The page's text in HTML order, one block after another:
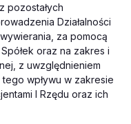
pozostałych
Działalności
za pomocą
oraz na zakres i
z uwzględnieniem
wpływu w zakresie
I Rzędu oraz ich